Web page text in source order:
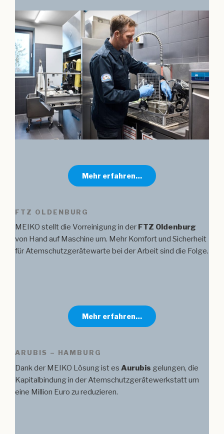
Mehr erfahren…
FTZ OLDENBURG
MEIKO stellt die Vorreinigung in der FTZ Oldenburg
von Hand auf Maschine um. Mehr Komfort und Sicherheit
für Atemschutzgerätewarte bei der Arbeit sind die Folge.
Mehr erfahren…
ARUBIS – HAMBURG
Dank der MEIKO Lösung ist es Aurubis gelungen, die
Kapitalbindung in der Atemschutzgerätewerkstatt um
eine Million Euro zu reduzieren.